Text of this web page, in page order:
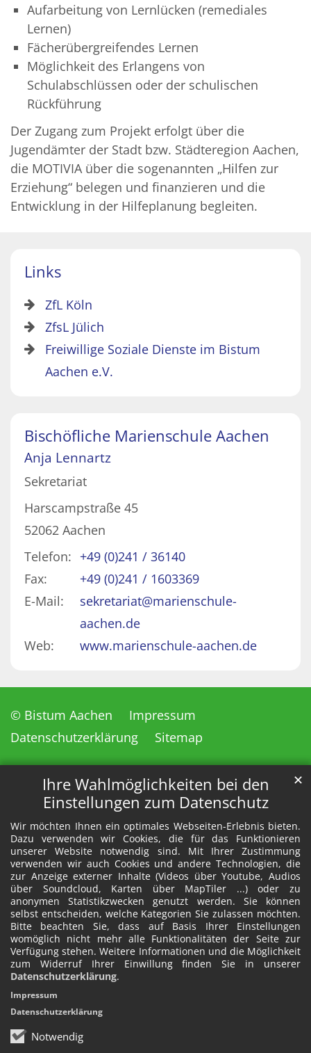
Ihre Wahlmöglichkeiten bei den
Einstellungen zum Datenschutz
Wir möchten Ihnen ein optimales Webseiten-Erlebnis bieten.
Dazu verwenden wir Cookies, die für das Funktionieren
unserer Website notwendig sind. Mit Ihrer Zustimmung
verwenden wir auch Cookies und andere Technologien, die
zur Anzeige externer Inhalte (Videos über Youtube, Audios
über Soundcloud, Karten über MapTiler ...) oder zu
anonymen Statistikzwecken genutzt werden. Sie können
selbst entscheiden, welche Kategorien Sie zulassen möchten.
Bitte beachten Sie, dass auf Basis Ihrer Einstellungen
womöglich nicht mehr alle Funktionalitäten der Seite zur
Verfügung stehen. Weitere Informationen und die Möglichkeit
zum Widerruf Ihrer Einwillung finden Sie in unserer
Datenschutzerklärung.
Notwendig
✕
Impressum
Datenschutzerklärung
Aufarbeitung von Lernlücken (remediales
Lernen)
Fächerübergreifendes Lernen
Möglichkeit des Erlangens von
Schulabschlüssen oder der schulischen
Rückführung
Der Zugang zum Projekt erfolgt über die
Jugendämter der Stadt bzw. Städteregion Aachen,
die MOTIVIA über die sogenannten „Hilfen zur
Erziehung“ belegen und finanzieren und die
Entwicklung in der Hilfeplanung begleiten.
Links
ZfL Köln
ZfsL Jülich
Freiwillige Soziale Dienste im Bistum
Aachen e.V.
Bischöfliche Marienschule Aachen
Anja Lennartz
Sekretariat
Harscampstraße 45
52062 Aachen
Telefon: +49 (0)241 / 36140
Fax:
+49 (0)241 / 1603369
E-Mail:
sekretariat@marienschule-
aachen.de
Web:
www.marienschule-aachen.de
© Bistum Aachen
Impressum
Datenschutzerklärung
Sitemap